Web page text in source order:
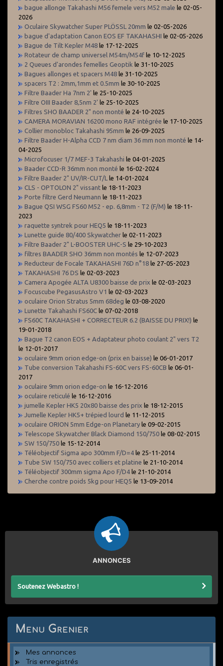
bague allonge Takahashi M56 femele vers M52 male le 02-05-
2026
Oculaire Skywatcher Super PLÖSSL 20mm le 02-05-2026
bague d'adaptation Canon EOS EF TAKAHASHI le 02-05-2026
Bague de Tilt Kepler M48 le 17-12-2025
Rotateur de champ universel M54m/M54f le 10-12-2025
2 Queues d'arondes femelles Geoptik le 31-10-2025
Bagues allonges et spacers M48 le 31-10-2025
spacers T2 : 2mm,1mm et 0.5mm le 30-10-2025
Filtre Baader Ha 7nm 2' le 25-10-2025
Filtre OIII Baader 8,5nm 2' le 25-10-2025
Filtres SHO BAADER 2" non monté le 24-10-2025
CAMERA MORAVIAN 16200 mono RAF intégrée le 17-10-2025
Collier monobloc Takahashi 95mm le 26-09-2025
Filtre Baader H-Alpha CCD 7 nm diam 36 mm non monté le 14-
04-2025
Microfocuser 1/7 MEF-3 Takahashi le 04-01-2025
Baader CCD-R 36mm non monté le 16-02-2024
Filtre Baader 2" UV/IR-CUT/L le 14-01-2024
CLS - OPTOLON 2" vissant le 18-11-2023
Porte filtre Gerd Neumann le 18-11-2023
Bague QSI WSG FS60 M52 - ep. 6,8mm - T2 (F/M) le 18-11-
2023
raquette syntrek pour HEQ5 le 18-11-2023
Lunette guide 80/400 Skywatcher le 02-11-2023
Filtre Baader 2" L-BOOSTER UHC-S le 29-10-2023
filtres BAADER SHO 36mm non montés le 12-07-2023
Reducteur de Focale TAKAHASHI 76D n°18 le 27-05-2023
TAKAHASHI 76 DS le 02-03-2023
Camera Apogée ALTA U8300 baisse de prix le 02-03-2023
Focuscube PegasusAstro V1 le 02-03-2023
oculaire Orion Stratus 5mm 68deg le 03-08-2020
Lunette Takahashi FS60C le 07-02-2018
FS60C TAKAHASHI + CORRECTEUR 6.2 (BAISSE DU PRIX!) le
19-01-2018
Bague T2 canon EOS + Adaptateur photo coulant 2" vers T2
le 12-01-2017
oculaire 9mm orion edge-on (prix en baisse) le 06-01-2017
Tube conversion Takahashi FS-60C vers FS-60CB le 06-01-
2017
oculaire 9mm orion edge-on le 16-12-2016
oculaire reticulé le 16-12-2016
jumelle Kepler HK5 20x80 baisse des prix le 18-12-2015
Jumelle Kepler HK5+ trépied lourd le 11-12-2015
oculaire ORION 5mm Edge-on Planetary le 09-02-2015
Telescope Skywatcher Black Diamond 150/750 le 08-02-2015
SW 150/750 le 15-12-2014
Téléobjectif Sigma apo 300mm F/D=4 le 25-11-2014
Tube SW 150/750 avec colliers et platine le 21-10-2014
Téléobjectif 300mm sigma Apo F/D4 le 21-10-2014
Cherche contre poids 5kg pour HEQ5 le 13-09-2014
ANNONCES
Soutenez Webastro !
Menu Grenier
Mes annonces
Tris enregistrés